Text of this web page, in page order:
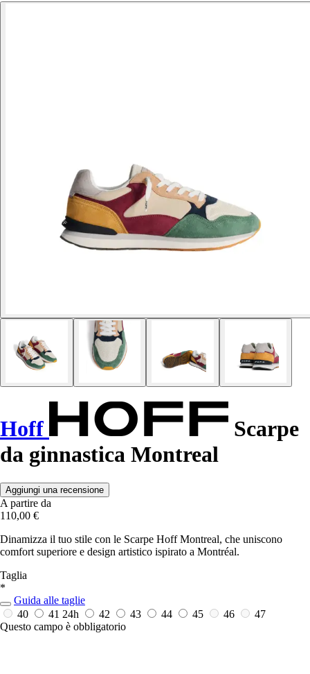
Hoff
Scarpe
da ginnastica Montreal
Aggiungi una recensione
A partire da
110,00 €
Dinamizza il tuo stile con le Scarpe Hoff Montreal, che uniscono
comfort superiore e design artistico ispirato a Montréal.
Taglia
*
Guida alle taglie
40
41 24h 42 43 44 45 46
47
Questo campo è obbligatorio